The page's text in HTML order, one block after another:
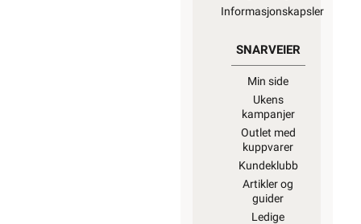
Informasjonskapsler
SNARVEIER
Min side
Ukens
kampanjer
Outlet med
kuppvarer
Kundeklubb
Artikler og
guider
Ledige